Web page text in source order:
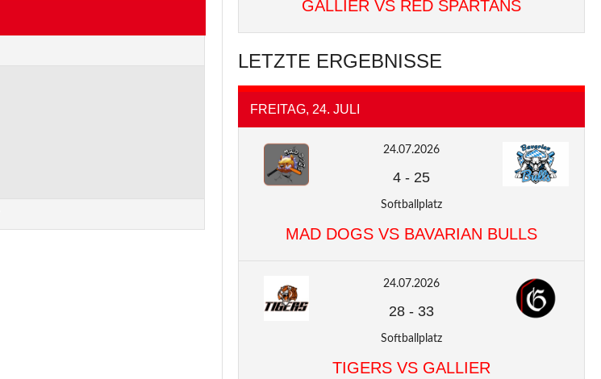
GALLIER VS RED SPARTANS
LETZTE ERGEBNISSE
FREITAG, 24. JULI
24.07.2026
4- 25
Softballplatz
MAD DOGS VS BAVARIAN BULLS
24.07.2026
28- 33
Softballplatz
TIGERS VS GALLIER